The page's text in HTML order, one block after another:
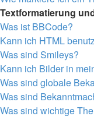
Textformatierung
Was ist BBCode?
Kann ich HTML
Was sind Smileys?
Kann ich Bilder in
Was sind globale
Was sind
Was sind wichtige